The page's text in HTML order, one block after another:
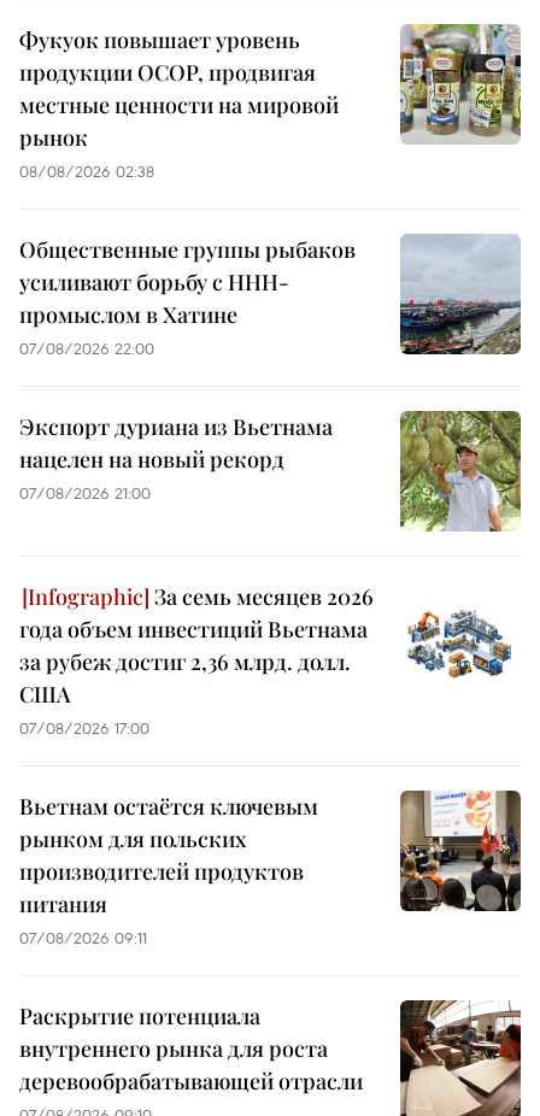
Фукуок повышает уровень
продукции OCOP, продвигая
местные ценности на мировой
рынок
08/08/2026 02:38
Общественные группы рыбаков
усиливают борьбу с ННН-
промыслом в Хатине
07/08/2026 22:00
Экспорт дуриана из Вьетнама
нацелен на новый рекорд
07/08/2026 21:00
За семь месяцев 2026
года объем инвестиций Вьетнама
за рубеж достиг 2,36 млрд. долл.
США
07/08/2026 17:00
Вьетнам остаётся ключевым
рынком для польских
производителей продуктов
питания
07/08/2026 09:11
Раскрытие потенциала
внутреннего рынка для роста
деревообрабатывающей отрасли